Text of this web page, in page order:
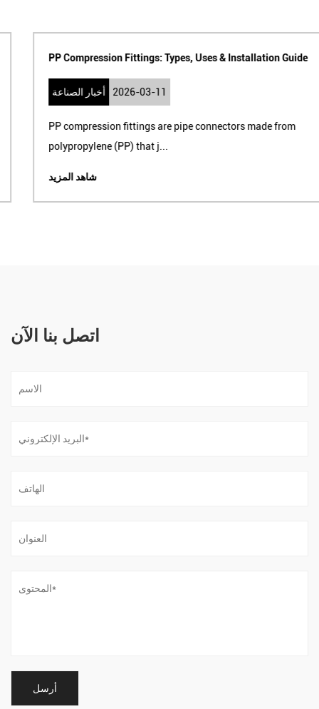
PP Compression Fittings: Types, Uses & Installation Guide
أخبار الصناعة 2026-03-11
PP compression fittings are pipe connectors made from
polypropylene (PP) that j...
شاهد المزيد
اتصل بنا الآن